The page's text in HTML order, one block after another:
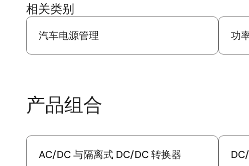
相关类别
汽车电源管理 功
产品组合
AC/DC 与隔离式 DC/DC 转换器